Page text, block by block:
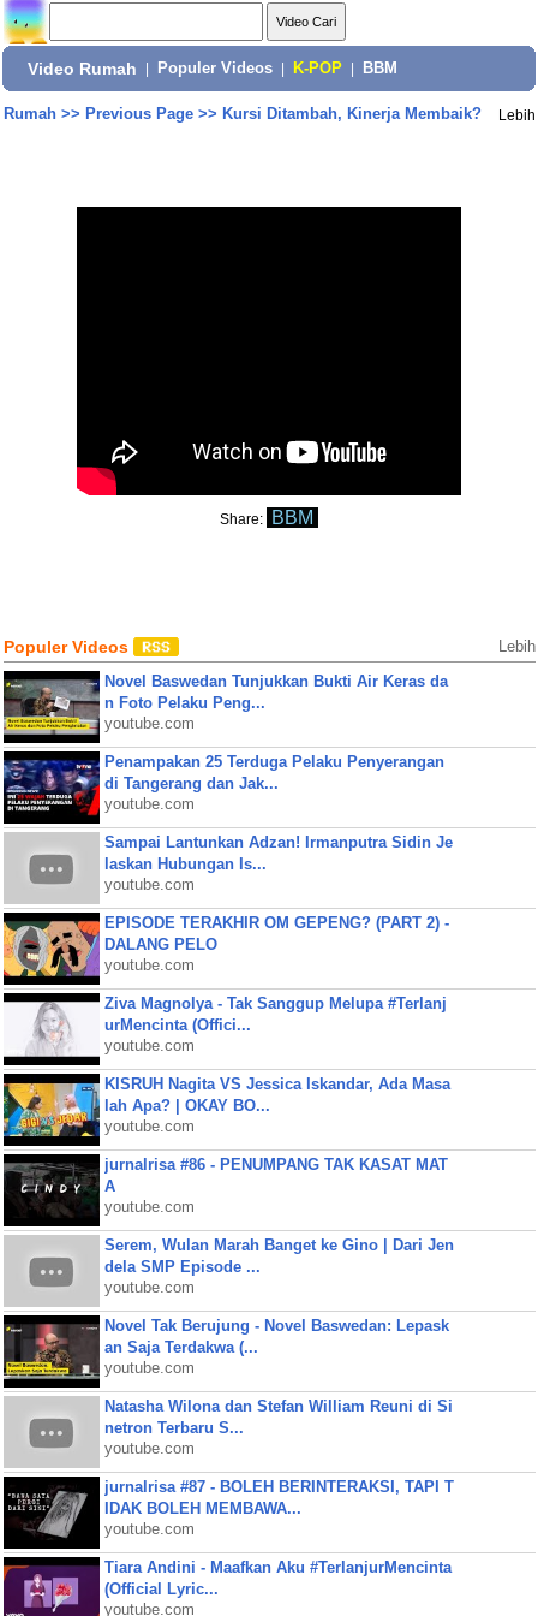
Video Rumah Populer Videos K-POP BBM
Rumah>> Previous Page>> Kursi Ditambah, Kinerja Membaik? Lebih
Share: BBM
Populer Videos Lebih
Novel Baswedan Tunjukkan Bukti Air Keras da
n Foto Pelaku Peng...
youtube.com
Penampakan 25 Terduga Pelaku Penyerangan
di Tangerang dan Jak...
youtube.com
Sampai Lantunkan Adzan! Irmanputra Sidin Je
laskan Hubungan Is...
youtube.com
EPISODE TERAKHIR OM GEPENG? (PART 2) -
DALANG PELO
youtube.com
Ziva Magnolya - Tak Sanggup Melupa #Terlanj
urMencinta (Offici...
youtube.com
KISRUH Nagita VS Jessica Iskandar, Ada Masa
lah Apa? | OKAY BO...
youtube.com
jurnalrisa #86 - PENUMPANG TAK KASAT MAT
A
youtube.com
Serem, Wulan Marah Banget ke Gino | Dari Jen
dela SMP Episode ...
youtube.com
Novel Tak Berujung - Novel Baswedan: Lepask
an Saja Terdakwa (...
youtube.com
Natasha Wilona dan Stefan William Reuni di Si
netron Terbaru S...
youtube.com
jurnalrisa #87 - BOLEH BERINTERAKSI, TAPI T
IDAK BOLEH MEMBAWA...
youtube.com
Tiara Andini - Maafkan Aku #TerlanjurMencinta
(Official Lyric...
youtube.com